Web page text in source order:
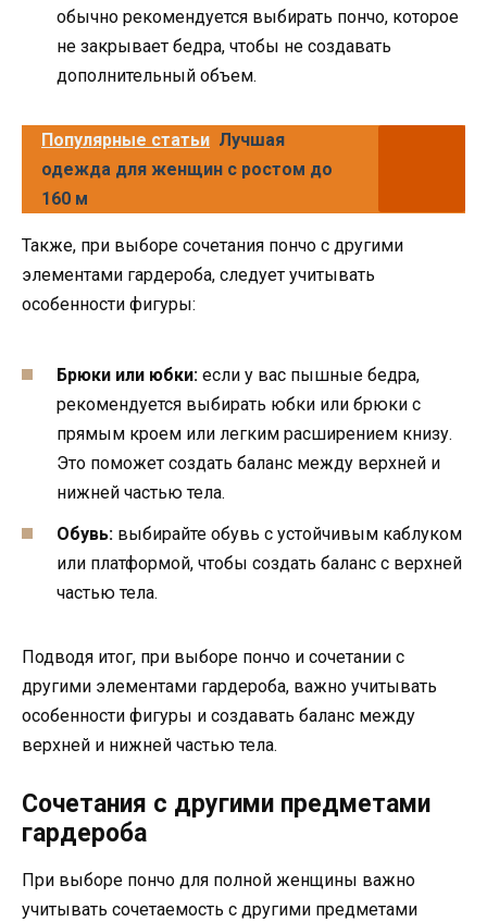
обычно рекомендуется выбирать пончо, которое
не закрывает бедра, чтобы не создавать
дополнительный объем.
Популярные статьи Лучшая
одежда для женщин с ростом до
160 м
Также, при выборе сочетания пончо с другими
элементами гардероба, следует учитывать
особенности фигуры:
Брюки или юбки: если у вас пышные бедра,
рекомендуется выбирать юбки или брюки с
прямым кроем или легким расширением книзу.
Это поможет создать баланс между верхней и
нижней частью тела.
Обувь: выбирайте обувь с устойчивым каблуком
или платформой, чтобы создать баланс с верхней
частью тела.
Подводя итог, при выборе пончо и сочетании с
другими элементами гардероба, важно учитывать
особенности фигуры и создавать баланс между
верхней и нижней частью тела.
Сочетания с другими предметами
гардероба
При выборе пончо для полной женщины важно
учитывать сочетаемость с другими предметами